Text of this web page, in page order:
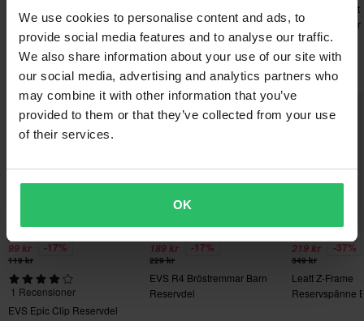
We use cookies to personalise content and ads, to
provide social media features and to analyse our traffic.
We also share information about your use of our site with
our social media, advertising and analytics partners who
may combine it with other information that you’ve
provided to them or that they’ve collected from your use
of their services.
OK
produkter som är personaliserade eller tillverkade på beställning.
Se vårKundvård-sidaför mer information och villkor.
Dragkrok
Knäskydd
Pro Carbon Par
Du kanske också gillar
99 kr -17%
119 kr
1 Recensioner
EVS Epic Clip Reservdel
189 kr -17%
229 kr
EVS R4 Bröstremmar Barn
Reservdel
219 kr -37%
349 kr
Leatt Z-Frame
Reservspänne